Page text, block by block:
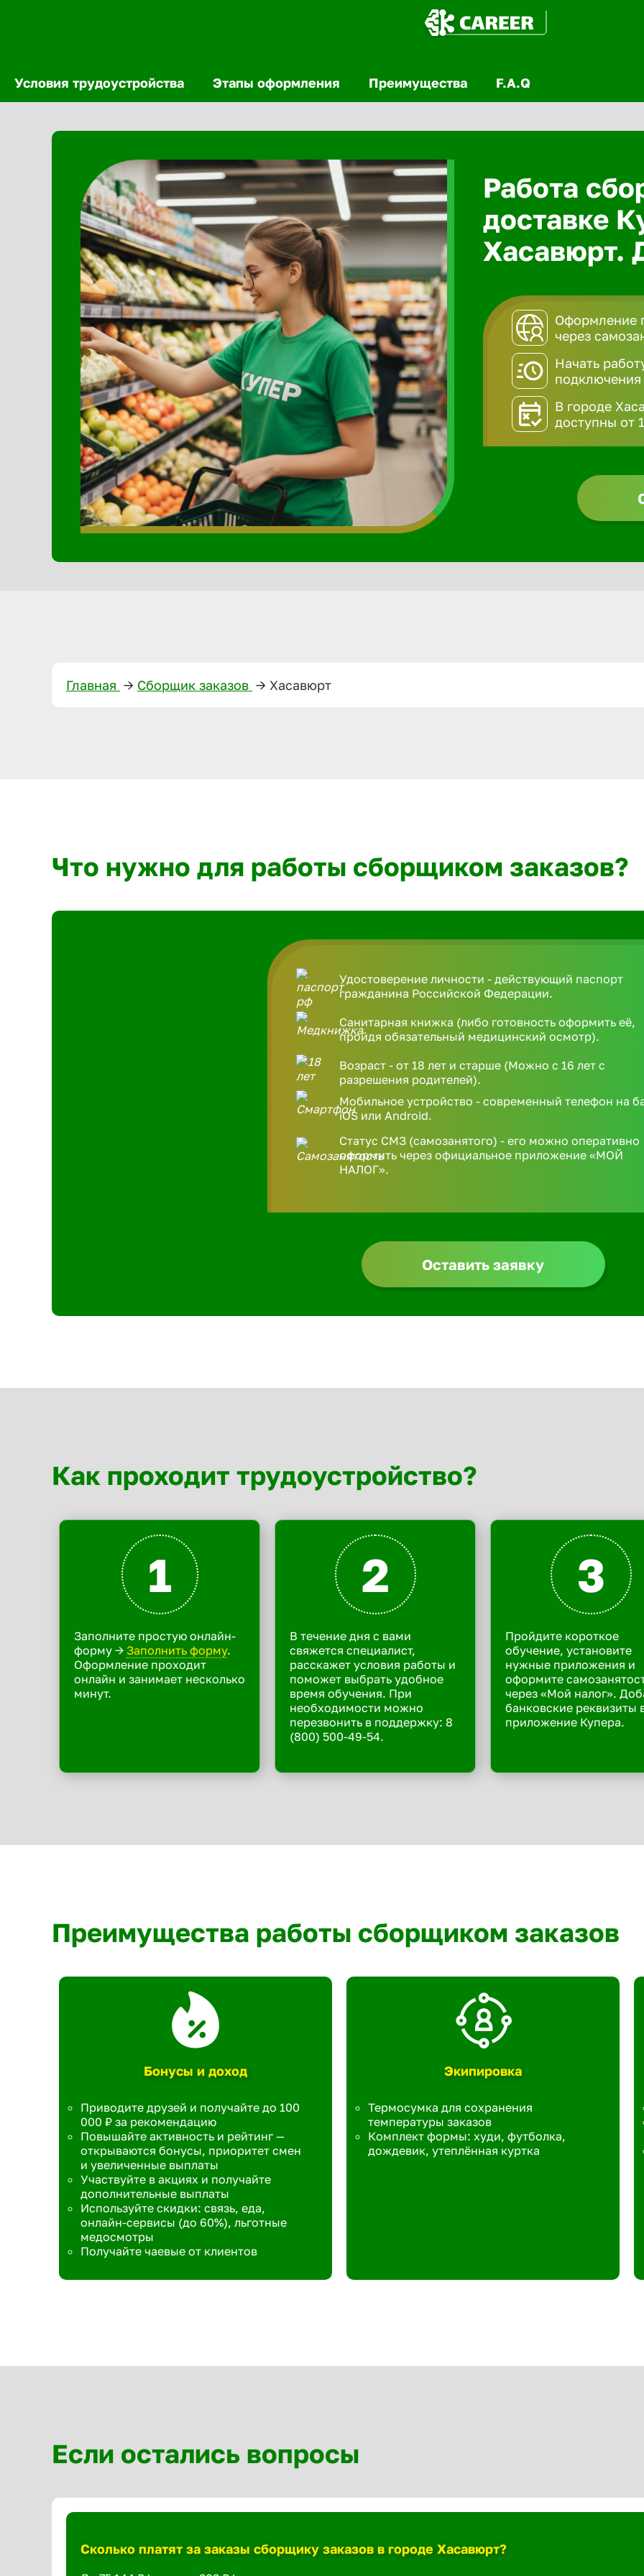
Условия трудоустройства Этапы оформления Преимущества F.A.Q
Работа
доставке
Хасавюрт.
Оформление
через
Начать
подключения
В городе
доступны от
Главная —> Сборщик заказов —> Хасавюрт
Что нужно для работы сборщиком заказов?
Удостоверение личности - действующий паспорт
гражданина Российской Федерации.
Санитарная книжка (либо готовность оформить её,
пройдя обязательный медицинский осмотр).
Возраст - от 18 лет и старше (Можно с 16 лет с
разрешения родителей).
Мобильное устройство - современный телефон на
iOS или Android.
Статус СМЗ (самозанятого) - его можно оперативно
оформить через официальное приложение «МОЙ
НАЛОГ».
Оставить заявку
Как проходит трудоустройство?
1
Заполните простую онлайн-
форму -> Заполнить форму.
Оформление проходит
онлайн и занимает несколько
минут.
2
В течение дня с вами
свяжется специалист,
расскажет условия работы и
поможет выбрать удобное
время обучения. При
необходимости можно
перезвонить в поддержку: 8
(800) 500-49-54.
3
Пройдите короткое
обучение, установите
нужные приложения и
оформите
через «Мой налог».
банковские реквизиты
приложение Купера.
Преимущества работы сборщиком заказов
Бонусы и доход
Приводите друзей и получайте до 100
000 ₽ за рекомендацию
Повышайте активность и рейтинг —
открываются бонусы, приоритет смен
и увеличенные выплаты
Участвуйте в акциях и получайте
дополнительные выплаты
Используйте скидки: связь, еда,
онлайн-сервисы (до 60%), льготные
медосмотры
Получайте чаевые от клиентов
Экипировка
Термосумка для сохранения
температуры заказов
Комплект формы: худи, футболка,
дождевик, утеплённая куртка
Если остались вопросы
Сколько платят за заказы сборщику заказов в городе Хасавюрт?